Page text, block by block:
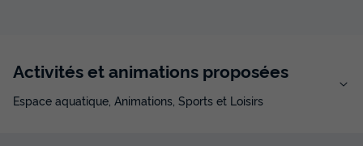
Activités et animations proposées
Espace aquatique, Animations, Sports et Loisirs